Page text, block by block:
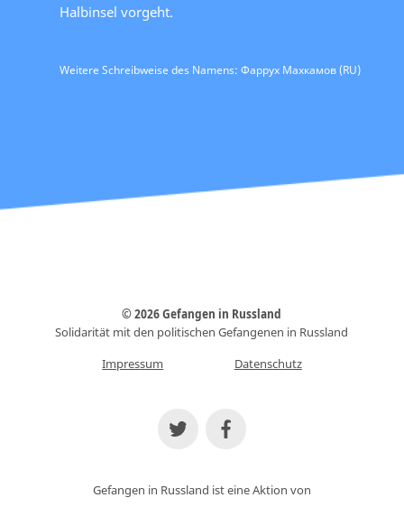
Halbinsel vorgeht.
Weitere Schreibweise des Namens: Фаррух Махкамов (RU)
© 2026 Gefangen in Russland
Solidarität mit den politischen Gefangenen in Russland
Impressum
Datenschutz
Gefangen in Russland ist eine Aktion von